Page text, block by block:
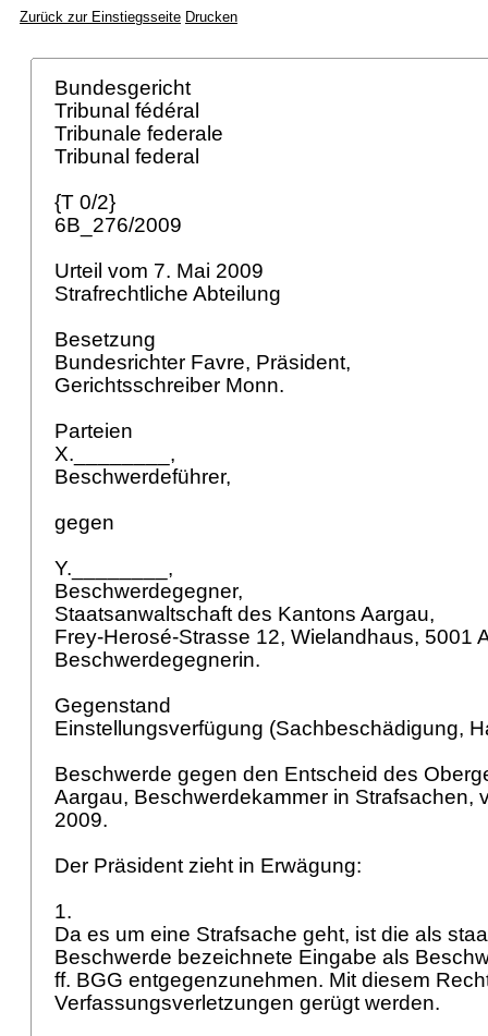
Zurück zur Einstiegsseite Drucken
Bundesgericht
Tribunal fédéral
Tribunale federale
Tribunal federal
{T 0/2}
6B_276/2009
Urteil vom 7. Mai 2009
Strafrechtliche Abteilung
Besetzung
Bundesrichter Favre, Präsident,
Gerichtsschreiber Monn.
Parteien
X.________,
Beschwerdeführer,
gegen
Y.________,
Beschwerdegegner,
Staatsanwaltschaft des Kantons Aargau,
Frey-Herosé-Strasse 12, Wielandhaus, 5001
Beschwerdegegnerin.
Gegenstand
Einstellungsverfügung (Sachbeschädigung,
Beschwerde gegen den Entscheid des
Aargau, Beschwerdekammer in Strafsachen,
2009.
Der Präsident zieht in Erwägung:
1.
Da es um eine Strafsache geht, ist die als
Beschwerde bezeichnete Eingabe als
ff. BGG entgegenzunehmen. Mit diesem
Verfassungsverletzungen gerügt werden.